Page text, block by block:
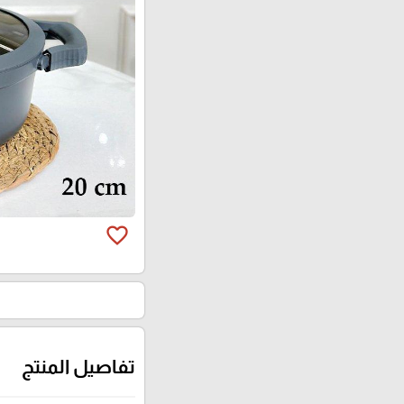
favorite_border
تفاصيل المنتج